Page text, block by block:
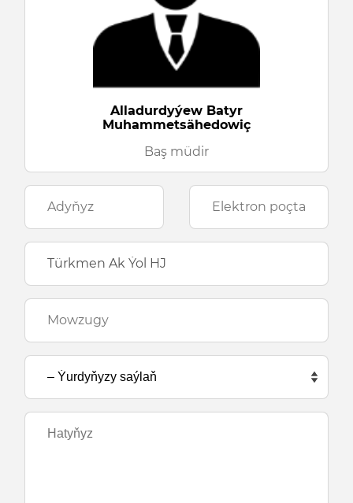
Alladurdyýew Batyr
Muhammetsähedowiç
Baş müdir